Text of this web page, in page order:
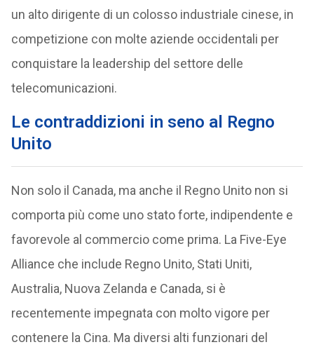
un alto dirigente di un colosso industriale cinese, in
competizione con molte aziende occidentali per
conquistare la leadership del settore delle
telecomunicazioni.
Le contraddizioni in seno al Regno
Unito
Non solo il Canada, ma anche il Regno Unito non si
comporta più come uno stato forte, indipendente e
favorevole al commercio come prima. La Five-Eye
Alliance che include Regno Unito, Stati Uniti,
Australia, Nuova Zelanda e Canada, si è
recentemente impegnata con molto vigore per
contenere la Cina. Ma diversi alti funzionari del